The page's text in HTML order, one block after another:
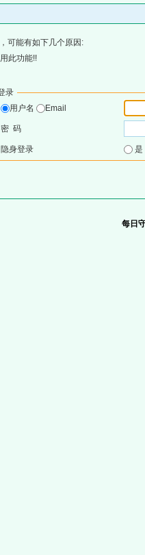
可能有如下几个原因:
此功能!!
录
用户名
Email
密 码
隐身登录
每日